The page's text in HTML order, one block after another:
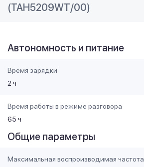
(TAH5209WT/00)
Автономность и питание
Время зарядки
2 ч
Время работы в режиме разговора
65 ч
Общие параметры
Максимальная воспроизводимая частота